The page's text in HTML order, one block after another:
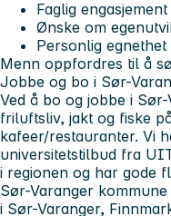
Faglig
Ønske om
Personlig
Menn oppfordres til å
Jobbe og bo i Sør-
Ved å bo og jobbe i
friluftsliv, jakt og fiske
kafeer/restauranter. Vi
universitetstilbud fra
i regionen og har gode
Sør-Varanger
i Sør-Varanger,